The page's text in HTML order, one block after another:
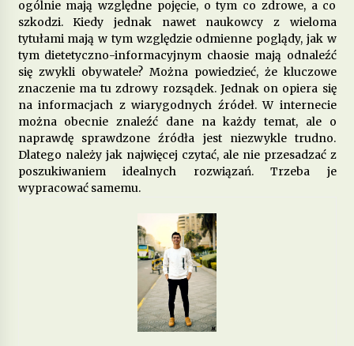
Jakie suplementy warto wprowadzić do diety na
poprawę jakości snu?
5 miesięcy ago
Jakie produkty wspomagają zdrowie
psychiczne i łagodzą objawy depresji?
7 miesięcy ago
Dieta przy zapaleniu pęcherza – co jeść, aby
złagodzić objawy?
8 miesięcy ago
Jakie pokarmy mogą poprawić metabolizm i
przyspieszyć spalanie tłuszczu?
9 miesięcy ago
Dieta w chorobach autoimmunologicznych –
jak wspierać odporność?
ogólnie mają względne pojęcie, o tym co zdrowe, a co
szkodzi. Kiedy jednak nawet naukowcy z wieloma
tytułami mają w tym względzie odmienne poglądy, jak w
tym dietetyczno-informacyjnym chaosie mają odnaleźć
się zwykli obywatele? Można powiedzieć, że kluczowe
znaczenie ma tu zdrowy rozsądek. Jednak on opiera się
na informacjach z wiarygodnych źródeł. W internecie
można obecnie znaleźć dane na każdy temat, ale o
naprawdę sprawdzone źródła jest niezwykle trudno.
Dlatego należy jak najwięcej czytać, ale nie przesadzać z
poszukiwaniem idealnych rozwiązań. Trzeba je
wypracować samemu.